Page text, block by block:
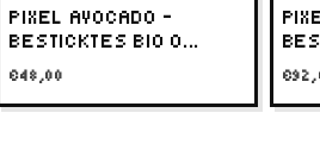
73,5
PIXEL AVOCADO –
BESTICKTES BIO O...
€48,00